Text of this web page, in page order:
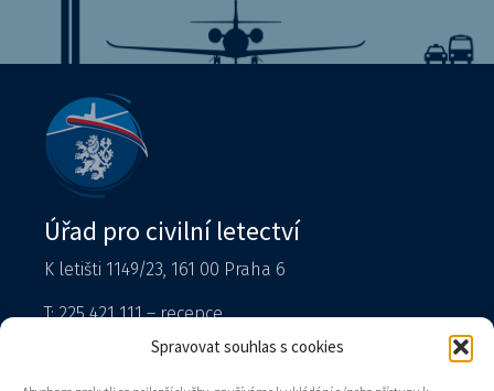
Spravovat souhlas s cookies
Úřad pro civilní letectví
K letišti 1149/23, 161 00 Praha 6
T: 225 421 111 – recepce